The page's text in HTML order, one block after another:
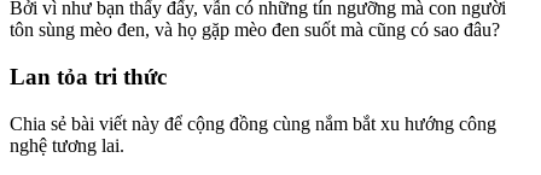
Bởi vì như bạn thấy đấy, vẫn có những tín ngưỡng mà con người
tôn sùng mèo đen, và họ gặp mèo đen suốt mà cũng có sao đâu?
Lan tỏa tri thức
Chia sẻ bài viết này để cộng đồng cùng nắm bắt xu hướng công
nghệ tương lai.